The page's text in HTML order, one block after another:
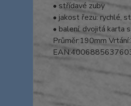
• střídavé zuby
• jakost řezu: rychlé,
• balení: dvojitá karta
Průměr:190mm